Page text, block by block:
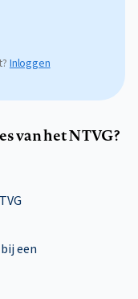
Inloggen
van het NTVG?
een